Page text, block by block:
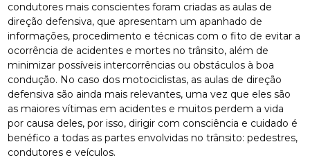
condutores mais conscientes foram criadas as aulas de
direção defensiva, que apresentam um apanhado de
informações, procedimento e técnicas com o fito de evitar a
ocorrência de acidentes e mortes no trânsito, além de
minimizar possíveis intercorrências ou obstáculos à boa
condução. No caso dos motociclistas, as aulas de direção
defensiva são ainda mais relevantes, uma vez que eles são
as maiores vítimas em acidentes e muitos perdem a vida
por causa deles, por isso, dirigir com consciência e cuidado é
benéfico a todas as partes envolvidas no trânsito: pedestres,
condutores e veículos.